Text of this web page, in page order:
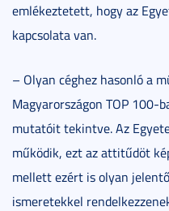
emlékeztetett, hogy az
kapcsolata van.
– Olyan céghez hasonló a
Magyarországon TOP 100-
mutatóit tekintve. Az
működik, ezt az attitűdöt
mellett ezért is olyan
ismeretekkel